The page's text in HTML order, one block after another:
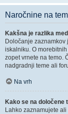
Naročnine na
Kakšna je razlika
Določanje
iskalniku. O
zopet vrnete na temo.
nadgradnji teme ali
Na vrh
Kako se na določene
Lahko zaznamujete